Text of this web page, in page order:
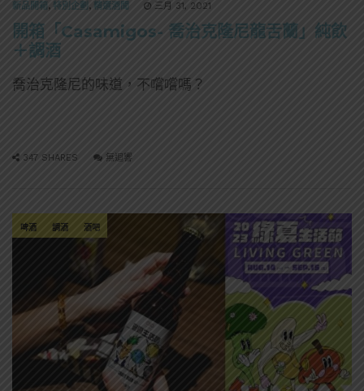
新品開箱 , 特別企劃 , 精選酒聞 三月 31, 2021
開箱「Casamigos- 喬治克隆尼龍舌蘭」純飲
＋調酒
喬治克隆尼的味道，不嚐嚐嗎？
347 SHARES 無迴響
啤酒 調酒 酒吧